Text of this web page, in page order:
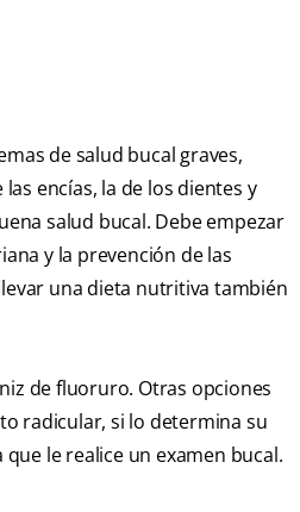
de salud bucal graves,
encías, la de los dientes y
salud bucal. Debe empezar
y la prevención de las
una dieta nutritiva también
de fluoruro. Otras opciones
radicular, si lo determina su
le realice un examen bucal.